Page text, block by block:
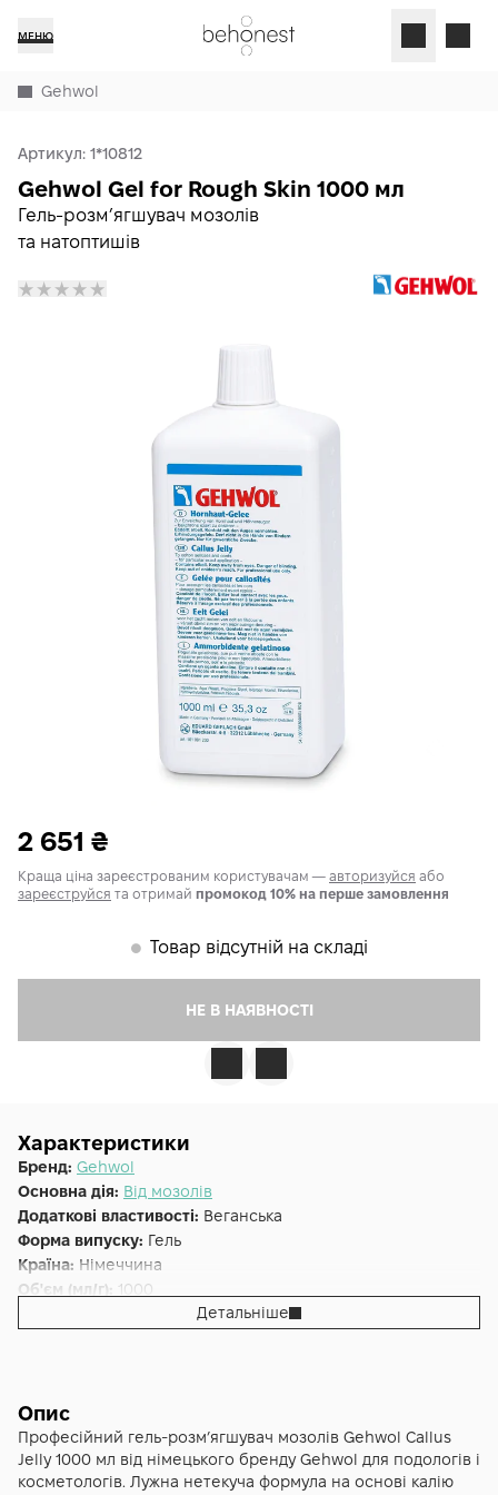
МЕНЮ
Gehwol
Артикул: 1*10812
Гель-розмʼягшувач мозолів
та натоптишів
Gehwol Gel for Rough Skin 1000 мл
2 651 ₴
Краща ціна зареєстрованим користувачам — авторизуйся або
зареєструйся та отримай промокод 10% на перше замовлення
𒊹 Товар відсутній на складі
НЕ В НАЯВНОСТІ
Характеристики
Бренд: Gehwol
Основна дія: Від мозолів
Додаткові властивості: Веганська
Форма випуску: Гель
Країна: Німеччина
Об'єм (мл/г): 1000
Детальніше
Опис
Професійний гель-розмʼягшувач мозолів Gehwol Callus
Jelly 1000 мл від німецького бренду Gehwol для подологів і
косметологів. Лужна нетекуча формула на основі калію